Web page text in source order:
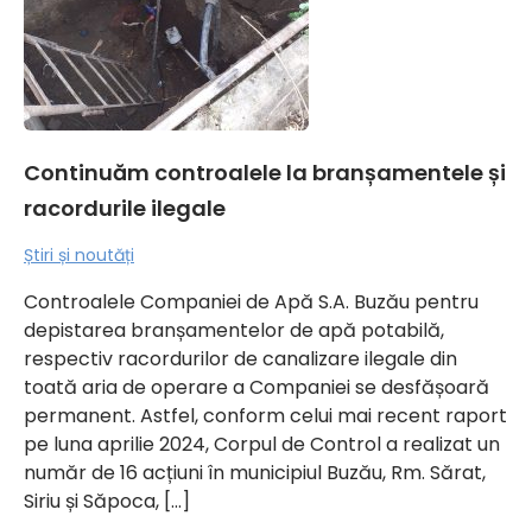
Continuăm controalele la branșamentele și
racordurile ilegale
Știri și noutăți
Controalele Companiei de Apă S.A. Buzău pentru
depistarea branșamentelor de apă potabilă,
respectiv racordurilor de canalizare ilegale din
toată aria de operare a Companiei se desfășoară
permanent. Astfel, conform celui mai recent raport
pe luna aprilie 2024, Corpul de Control a realizat un
număr de 16 acțiuni în municipiul Buzău, Rm. Sărat,
Siriu și Săpoca, […]